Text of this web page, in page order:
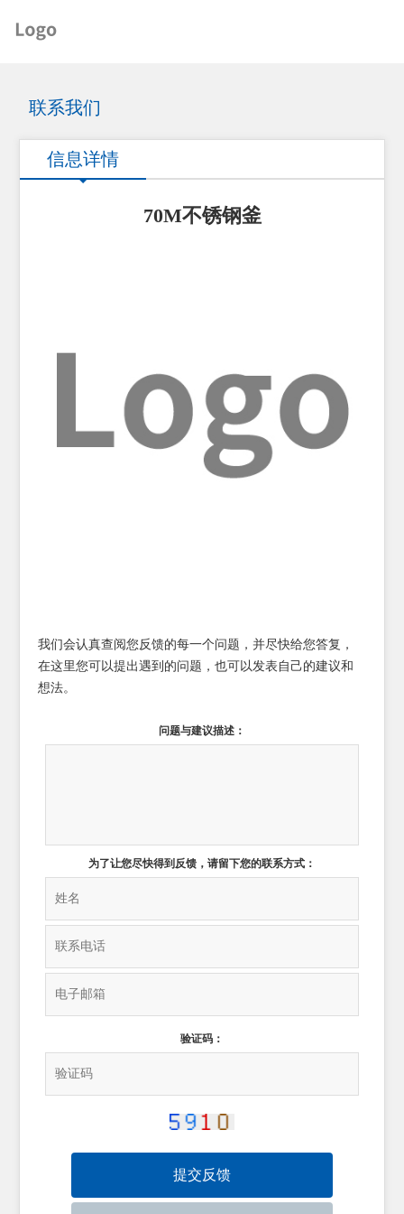
联系我们
信息详情
70M不锈钢釜
我们会认真查阅您反馈的每一个问题，并尽快给您答复，
在这里您可以提出遇到的问题，也可以发表自己的建议和
想法。
问题与建议描述：
为了让您尽快得到反馈，请留下您的联系方式：
验证码：